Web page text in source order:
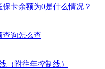
卡余额为0是什么情况？
查询怎么查
（附往年控制线）